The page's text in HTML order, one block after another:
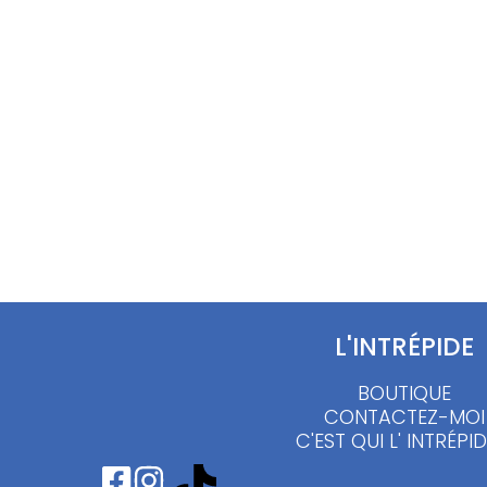
L'INTRÉPIDE
BOUTIQUE
CONTACTEZ-MOI
C'EST QUI L'